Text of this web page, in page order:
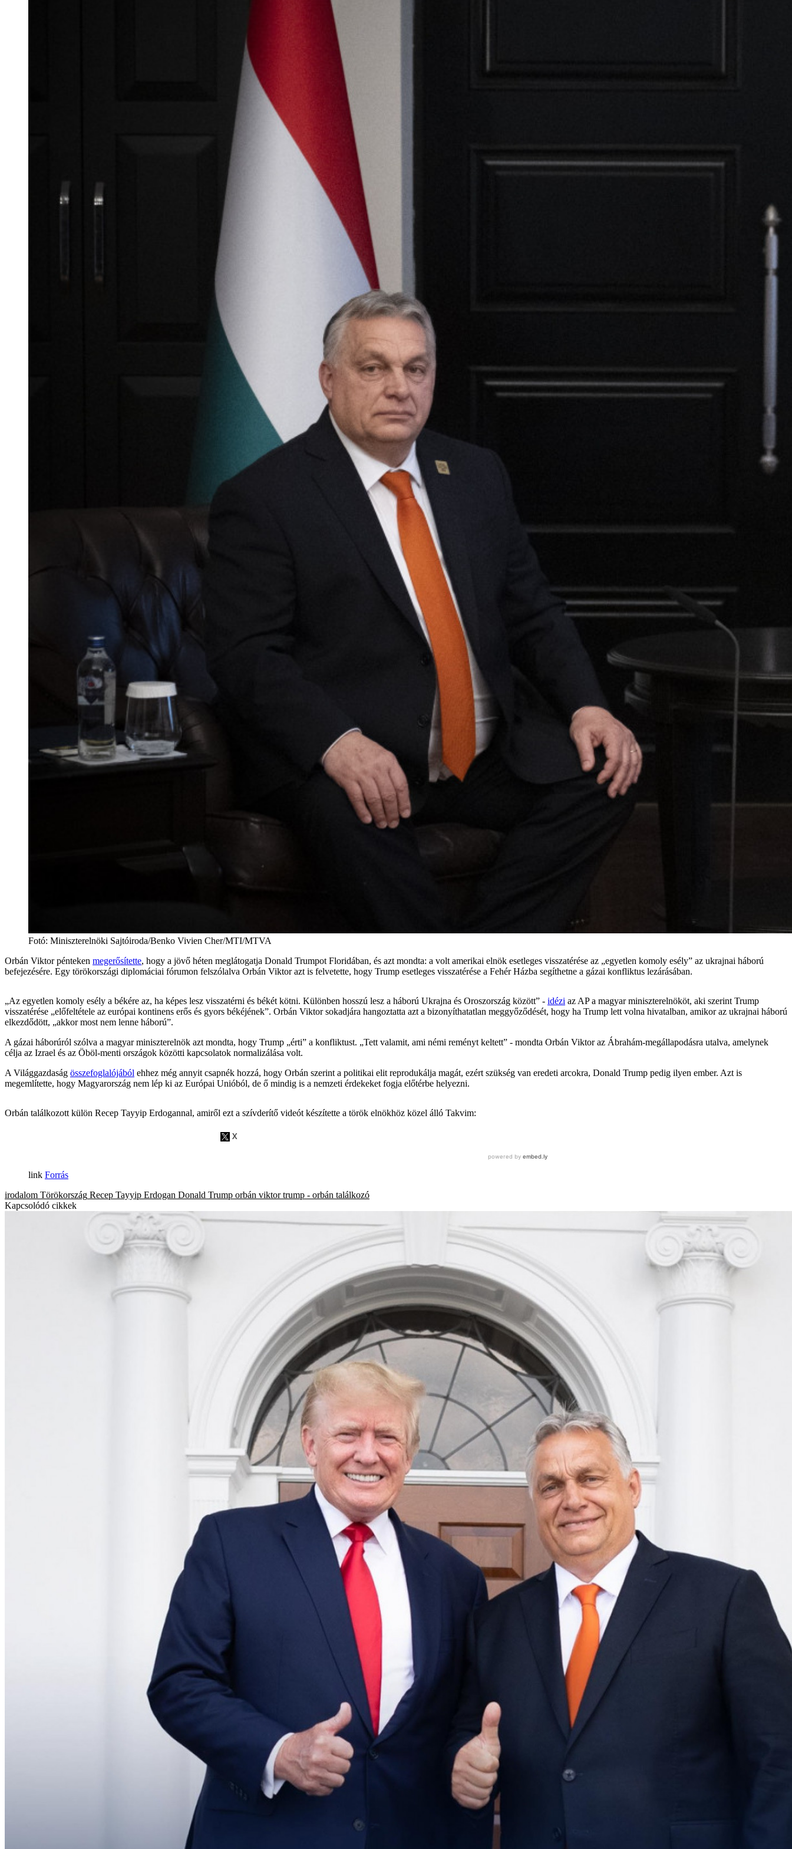
Fotó: Miniszterelnöki Sajtóiroda/Benko Vivien Cher/MTI/MTVA
Orbán Viktor pénteken megerősítette, hogy a jövő héten meglátogatja Donald Trumpot Floridában, és azt mondta: a volt amerikai elnök esetleges visszatérése az „egyetlen komoly esély” az ukrajnai háború
befejezésére. Egy törökországi diplomáciai fórumon felszólalva Orbán Viktor azt is felvetette, hogy Trump esetleges visszatérése a Fehér Házba segíthetne a gázai konfliktus lezárásában.
„Az egyetlen komoly esély a békére az, ha képes lesz visszatérni és békét kötni. Különben hosszú lesz a háború Ukrajna és Oroszország között” - idézi az AP a magyar miniszterelnököt, aki szerint Trump
visszatérése „előfeltétele az európai kontinens erős és gyors békéjének”. Orbán Viktor sokadjára hangoztatta azt a bizonyíthatatlan meggyőződését, hogy ha Trump lett volna hivatalban, amikor az ukrajnai háború
elkezdődött, „akkor most nem lenne háború”.
A gázai háborúról szólva a magyar miniszterelnök azt mondta, hogy Trump „érti” a konfliktust. „Tett valamit, ami némi reményt keltett” - mondta Orbán Viktor az Ábrahám-megállapodásra utalva, amelynek
célja az Izrael és az Öböl-menti országok közötti kapcsolatok normalizálása volt.
A Világgazdaság összefoglalójából ehhez még annyit csapnék hozzá, hogy Orbán szerint a politikai elit reprodukálja magát, ezért szükség van eredeti arcokra, Donald Trump pedig ilyen ember. Azt is
megemlítette, hogy Magyarország nem lép ki az Európai Unióból, de ő mindig is a nemzeti érdekeket fogja előtérbe helyezni.
Orbán találkozott külön Recep Tayyip Erdogannal, amiről ezt a szívderítő videót készítette a török elnökhöz közel álló Takvim:
Forrás
irodalom Törökország Recep Tayyip Erdogan Donald Trump orbán viktor trump - orbán találkozó
Kapcsolódó cikkek